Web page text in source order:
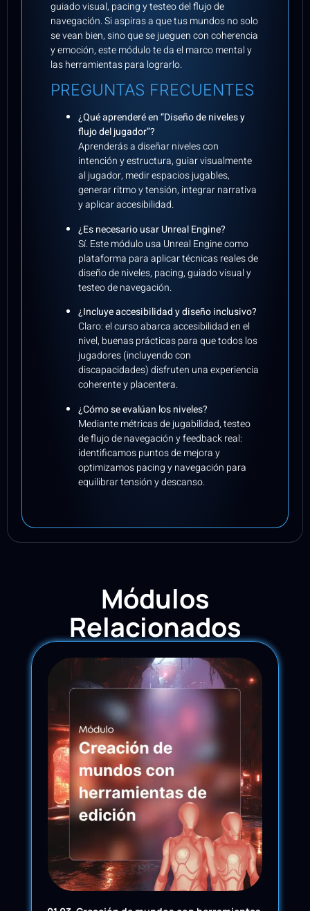
guiado visual, pacing y testeo del flujo de
navegación. Si aspiras a que tus mundos no solo
se vean bien, sino que se jueguen con coherencia
y emoción, este módulo te da el marco mental y
las herramientas para lograrlo.
PREGUNTAS FRECUENTES
¿Qué aprenderé en “Diseño de niveles y
flujo del jugador”?
Aprenderás a diseñar niveles con
intención y estructura, guiar visualmente
al jugador, medir espacios jugables,
generar ritmo y tensión, integrar narrativa
y aplicar accesibilidad.
¿Es necesario usar Unreal Engine?
Sí. Este módulo usa Unreal Engine como
plataforma para aplicar técnicas reales de
diseño de niveles, pacing, guiado visual y
testeo de navegación.
¿Incluye accesibilidad y diseño inclusivo?
Claro: el curso abarca accesibilidad en el
nivel, buenas prácticas para que todos los
jugadores (incluyendo con
discapacidades) disfruten una experiencia
coherente y placentera.
¿Cómo se evalúan los niveles?
Mediante métricas de jugabilidad, testeo
de flujo de navegación y feedback real:
identificamos puntos de mejora y
optimizamos pacing y navegación para
equilibrar tensión y descanso.
Módulos
Relacionados